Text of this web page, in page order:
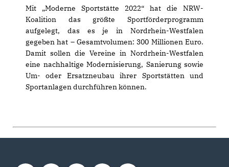
Mit „Moderne Sportstätte 2022“ hat die NRW-
Koalition das größte Sportförderprogramm
aufgelegt, das es je in Nordrhein-Westfalen
gegeben hat – Gesamtvolumen: 300 Millionen Euro.
Damit sollen die Vereine in Nordrhein-Westfalen
eine nachhaltige Modernisierung, Sanierung sowie
Um- oder Ersatzneubau ihrer Sportstätten und
Sportanlagen durchführen können.